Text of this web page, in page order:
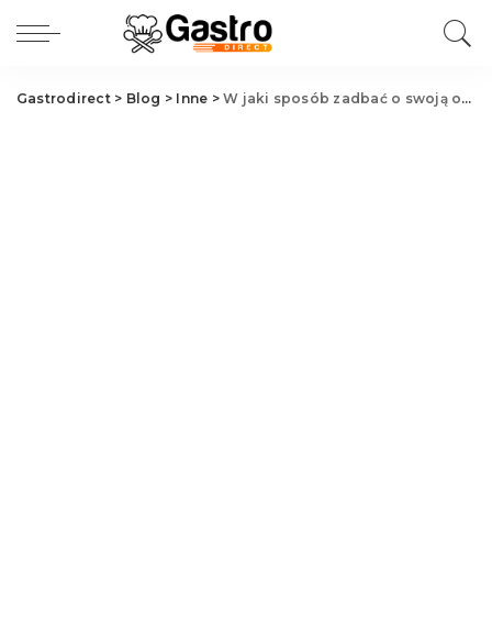
Gastrodirect> Blog > Inne >W jaki sposób zadbać o swoją opaleniznę?